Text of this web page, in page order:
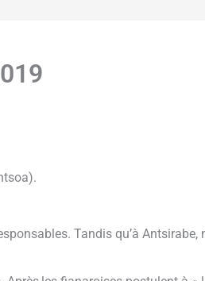
Tandis qu’à Antsirabe,